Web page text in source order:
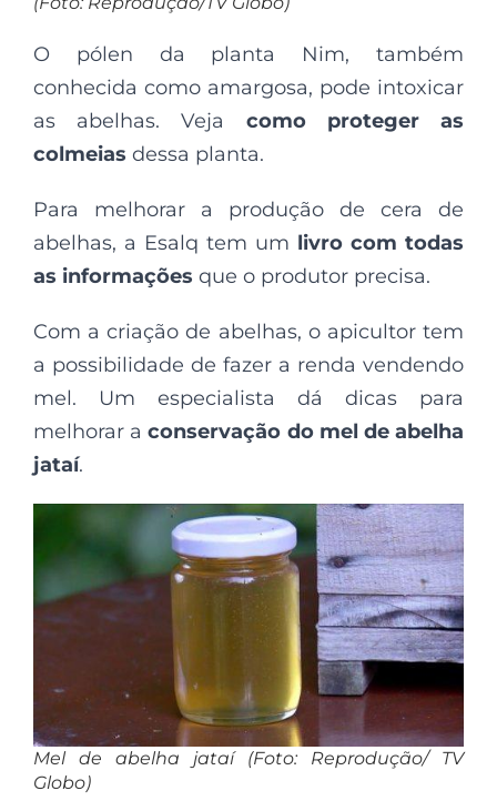
O pólen da planta Nim, também
conhecida como amargosa, pode intoxicar
as abelhas. Veja como proteger as
colmeias dessa planta.
Para melhorar a produção de cera de
abelhas, a Esalq tem um livro com todas
as informações que o produtor precisa.
Com a criação de abelhas, o apicultor tem
a possibilidade de fazer a renda vendendo
mel. Um especialista dá dicas para
melhorar aconservação do mel de abelha
jataí.
Mel de abelha jataí (Foto: Reprodução/ TV
Globo)